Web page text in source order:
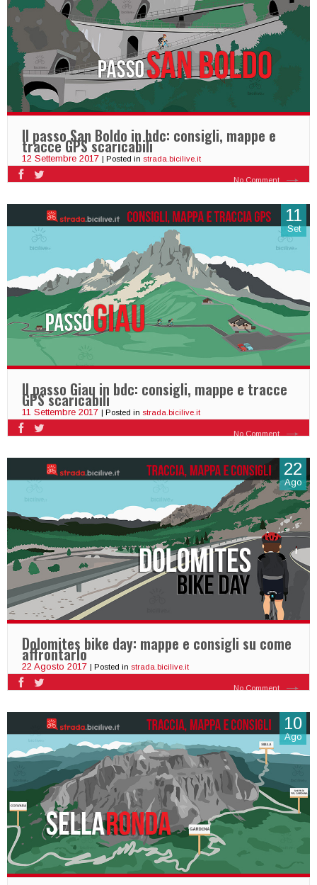
Il passo San Boldo in bdc: consigli, mappe e
tracce GPS scaricabili
12 Settembre 2017 | Posted in strada.bicilive.it
No Comment
11
Set
Il passo Giau in bdc: consigli, mappe e tracce
GPS scaricabili
11 Settembre 2017 | Posted in strada.bicilive.it
No Comment
22
Ago
Dolomites bike day: mappe e consigli su come
affrontarlo
22 Agosto 2017 | Posted in strada.bicilive.it
No Comment
10
Ago